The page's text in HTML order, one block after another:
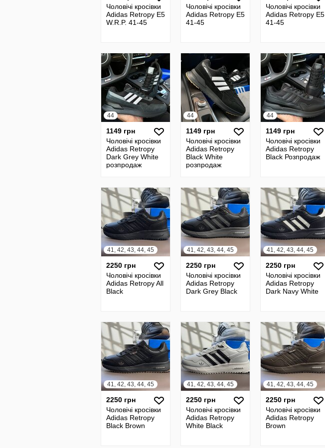
Чоловічі кросівки
Adidas Retropy E5
W.R.P. 41-45
Чоловічі кросівки
Adidas Retropy E5
41-45
Чоловічі кросівки
Adidas Retropy E5
41-45
44
1149 грн
Чоловічі кросівки
Adidas Retropy
Dark Grey White
розпродаж
44
1149 грн
Чоловічі кросівки
Adidas Retropy
Black White
розпродаж
44
1149 грн
Чоловічі кросівки
Adidas Retropy
Black Розпродаж
41, 42, 43, 44, 45
2250 грн
Чоловічі кросівки
Adidas Retropy All
Black
41, 42, 43, 44, 45
2250 грн
Чоловічі кросівки
Adidas Retropy
Dark Grey Black
41, 42, 43, 44, 45
2250 грн
Чоловічі кросівки
Adidas Retropy
Dark Navy White
41, 42, 43, 44, 45
2250 грн
Чоловічі кросівки
Adidas Retropy
Black Brown
41, 42, 43, 44, 45
2250 грн
Чоловічі кросівки
Adidas Retropy
White Black
41, 42, 43, 44, 45
2250 грн
Чоловічі кросівки
Adidas Retropy
Brown